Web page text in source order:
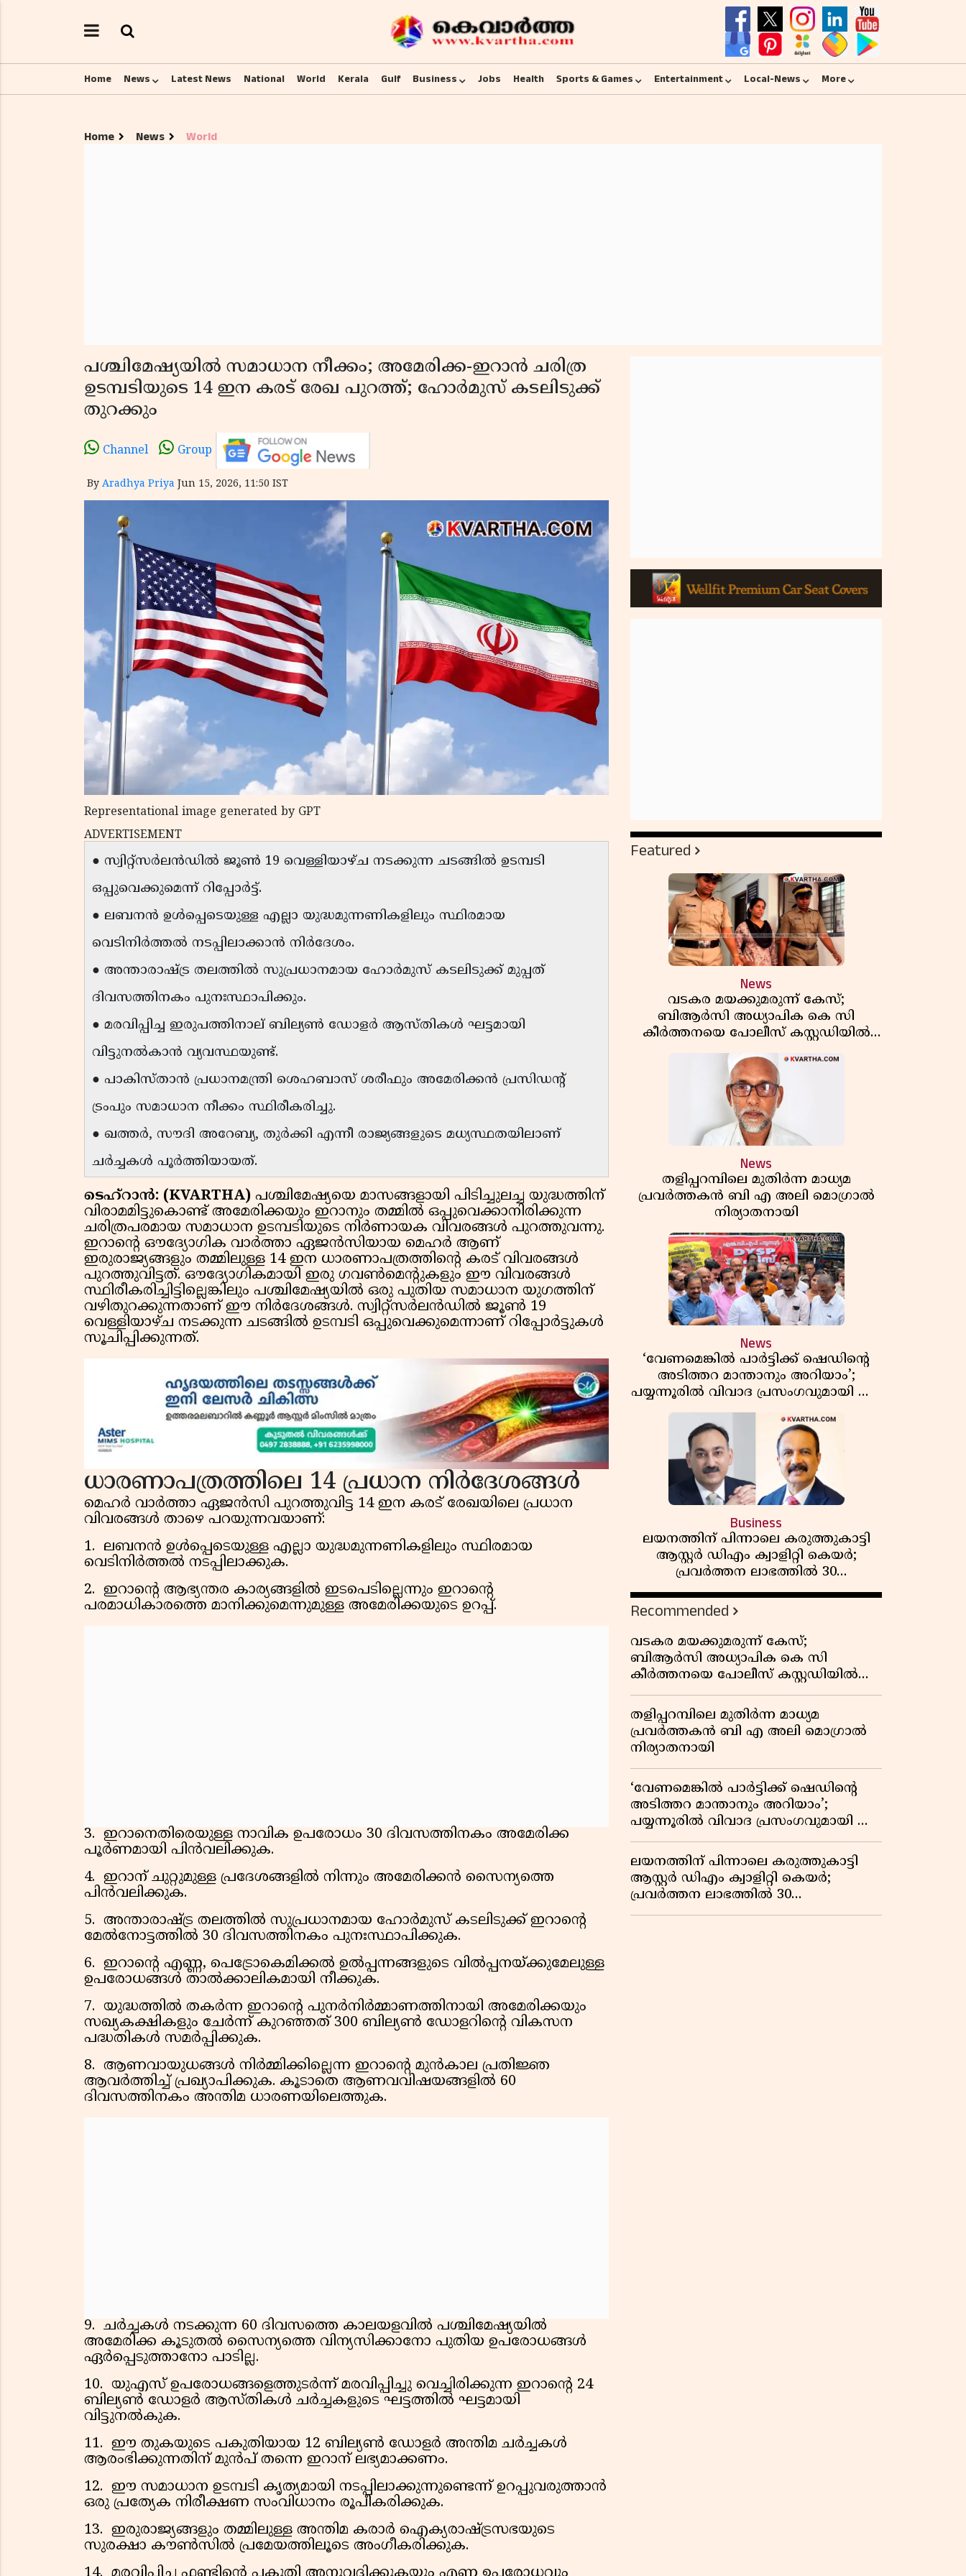
Home News Latest News National World Kerala Gulf Business Jobs Health Sports & Games Entertainment Local-News More
Home News World
പശ്ചിമേഷ്യയിൽ സമാധാന നീക്കം; അമേരിക്ക-ഇറാൻ ചരിത്ര
ഉടമ്പടിയുടെ 14 ഇന കരട് രേഖ പുറത്ത്; ഹോർമുസ് കടലിടുക്ക്
തുറക്കും
Channel Group
By Aradhya Priya Jun 15, 2026, 11:50 IST
Representational image generated by GPT
ADVERTISEMENT
● സ്വിറ്റ്‌സർലൻഡിൽ ജൂൺ 19 വെള്ളിയാഴ്ച നടക്കുന്ന ചടങ്ങിൽ ഉടമ്പടി
ഒപ്പുവെക്കുമെന്ന് റിപ്പോർട്ട്.
● ലബനൻ ഉൾപ്പെടെയുള്ള എല്ലാ യുദ്ധമുന്നണികളിലും സ്ഥിരമായ
വെടിനിർത്തൽ നടപ്പിലാക്കാൻ നിർദേശം.
● അന്താരാഷ്ട്ര തലത്തിൽ സുപ്രധാനമായ ഹോർമുസ് കടലിടുക്ക് മുപ്പത്
ദിവസത്തിനകം പുനഃസ്ഥാപിക്കും.
● മരവിപ്പിച്ച ഇരുപത്തിനാല് ബില്യൺ ഡോളർ ആസ്തികൾ ഘട്ടമായി
വിട്ടുനൽകാൻ വ്യവസ്ഥയുണ്ട്.
● പാകിസ്താൻ പ്രധാനമന്ത്രി ശെഹബാസ് ശരീഫും അമേരിക്കൻ പ്രസിഡൻ്റ്
ട്രംപും സമാധാന നീക്കം സ്ഥിരീകരിച്ചു.
● ഖത്തർ, സൗദി അറേബ്യ, തുർക്കി എന്നീ രാജ്യങ്ങളുടെ മധ്യസ്ഥതയിലാണ്
ചർച്ചകൾ പൂർത്തിയായത്.
ടെഹ്‌റാൻ: (KVARTHA) പശ്ചിമേഷ്യയെ മാസങ്ങളായി പിടിച്ചുലച്ച യുദ്ധത്തിന്
വിരാമമിട്ടുകൊണ്ട് അമേരിക്കയും ഇറാനും തമ്മിൽ ഒപ്പുവെക്കാനിരിക്കുന്ന
ചരിത്രപരമായ സമാധാന ഉടമ്പടിയുടെ നിർണായക വിവരങ്ങൾ പുറത്തുവന്നു.
ഇറാന്റെ ഔദ്യോഗിക വാർത്താ ഏജൻസിയായ മെഹർ ആണ്
ഇരുരാജ്യങ്ങളും തമ്മിലുള്ള 14 ഇന ധാരണാപത്രത്തിന്റെ കരട് വിവരങ്ങൾ
പുറത്തുവിട്ടത്. ഔദ്യോഗികമായി ഇരു ഗവൺമെന്റുകളും ഈ വിവരങ്ങൾ
സ്ഥിരീകരിച്ചിട്ടില്ലെങ്കിലും പശ്ചിമേഷ്യയിൽ ഒരു പുതിയ സമാധാന യുഗത്തിന്
വഴിതുറക്കുന്നതാണ് ഈ നിർദേശങ്ങൾ. സ്വിറ്റ്‌സർലൻഡിൽ ജൂൺ 19
വെള്ളിയാഴ്ച നടക്കുന്ന ചടങ്ങിൽ ഉടമ്പടി ഒപ്പുവെക്കുമെന്നാണ് റിപ്പോർട്ടുകൾ
സൂചിപ്പിക്കുന്നത്.
ധാരണാപത്രത്തിലെ 14 പ്രധാന നിർദേശങ്ങൾ
മെഹർ വാർത്താ ഏജൻസി പുറത്തുവിട്ട 14 ഇന കരട് രേഖയിലെ പ്രധാന
വിവരങ്ങൾ താഴെ പറയുന്നവയാണ്:
1. ലബനൻ ഉൾപ്പെടെയുള്ള എല്ലാ യുദ്ധമുന്നണികളിലും സ്ഥിരമായ
വെടിനിർത്തൽ നടപ്പിലാക്കുക.
2. ഇറാന്റെ ആഭ്യന്തര കാര്യങ്ങളിൽ ഇടപെടില്ലെന്നും ഇറാന്റെ
പരമാധികാരത്തെ മാനിക്കുമെന്നുമുള്ള അമേരിക്കയുടെ ഉറപ്പ്.
3. ഇറാനെതിരെയുള്ള നാവിക ഉപരോധം 30 ദിവസത്തിനകം അമേരിക്ക
പൂർണമായി പിൻവലിക്കുക.
4. ഇറാന് ചുറ്റുമുള്ള പ്രദേശങ്ങളിൽ നിന്നും അമേരിക്കൻ സൈന്യത്തെ
പിൻവലിക്കുക.
5. അന്താരാഷ്ട്ര തലത്തിൽ സുപ്രധാനമായ ഹോർമുസ് കടലിടുക്ക് ഇറാന്റെ
മേൽനോട്ടത്തിൽ 30 ദിവസത്തിനകം പുനഃസ്ഥാപിക്കുക.
6. ഇറാന്റെ എണ്ണ, പെട്രോകെമിക്കൽ ഉൽപ്പന്നങ്ങളുടെ വിൽപ്പനയ്ക്കുമേലുള്ള
ഉപരോധങ്ങൾ താൽക്കാലികമായി നീക്കുക.
7. യുദ്ധത്തിൽ തകർന്ന ഇറാന്റെ പുനർനിർമ്മാണത്തിനായി അമേരിക്കയും
സഖ്യകക്ഷികളും ചേർന്ന് കുറഞ്ഞത് 300 ബില്യൺ ഡോളറിന്റെ വികസന
പദ്ധതികൾ സമർപ്പിക്കുക.
8. ആണവായുധങ്ങൾ നിർമ്മിക്കില്ലെന്ന ഇറാന്റെ മുൻകാല പ്രതിജ്ഞ
ആവർത്തിച്ച് പ്രഖ്യാപിക്കുക. കൂടാതെ ആണവവിഷയങ്ങളിൽ 60
ദിവസത്തിനകം അന്തിമ ധാരണയിലെത്തുക.
9. ചർച്ചകൾ നടക്കുന്ന 60 ദിവസത്തെ കാലയളവിൽ പശ്ചിമേഷ്യയിൽ
അമേരിക്ക കൂടുതൽ സൈന്യത്തെ വിന്യസിക്കാനോ പുതിയ ഉപരോധങ്ങൾ
ഏർപ്പെടുത്താനോ പാടില്ല.
10. യുഎസ് ഉപരോധങ്ങളെത്തുടർന്ന് മരവിപ്പിച്ചു വെച്ചിരിക്കുന്ന ഇറാന്റെ 24
ബില്യൺ ഡോളർ ആസ്തികൾ ചർച്ചകളുടെ ഘട്ടത്തിൽ ഘട്ടമായി
വിട്ടുനൽകുക.
11. ഈ തുകയുടെ പകുതിയായ 12 ബില്യൺ ഡോളർ അന്തിമ ചർച്ചകൾ
ആരംഭിക്കുന്നതിന് മുൻപ് തന്നെ ഇറാന് ലഭ്യമാക്കണം.
12. ഈ സമാധാന ഉടമ്പടി കൃത്യമായി നടപ്പിലാക്കുന്നുണ്ടെന്ന് ഉറപ്പുവരുത്താൻ
ഒരു പ്രത്യേക നിരീക്ഷണ സംവിധാനം രൂപീകരിക്കുക.
13. ഇരുരാജ്യങ്ങളും തമ്മിലുള്ള അന്തിമ കരാർ ഐക്യരാഷ്ട്രസഭയുടെ
സുരക്ഷാ കൗൺസിൽ പ്രമേയത്തിലൂടെ അംഗീകരിക്കുക.
Featured
News
വടകര മയക്കുമരുന്ന് കേസ്;
ബിആർസി അധ്യാപിക കെ സി
കീർത്തനയെ പോലീസ് കസ്റ്റഡിയിൽ
News
തളിപ്പറമ്പിലെ മുതിർന്ന മാധ്യമ
പ്രവർത്തകൻ ബി എ അലി മൊഗ്രാൽ
നിര്യാതനായി
News
‘വേണമെങ്കിൽ പാർട്ടിക്ക് ഷെഡിൻ്റെ
അടിത്തറ മാന്താനും അറിയാം’;
പയ്യന്നൂരിൽ വിവാദ പ്രസംഗവുമായി കെ
കെ രാഗേഷ്
Business
ലയനത്തിന് പിന്നാലെ കരുത്തുകാട്ടി
ആസ്റ്റർ ഡിഎം ക്വാളിറ്റി കെയർ;
പ്രവർത്തന ലാഭത്തിൽ 30
ശതമാനത്തിൻ്റെ വളർച്ച,
വരുമാനത്തിലും ലാഭത്തിലും വൻ
കുതിപ്പ് രേഖപ്പെടുത്തി ആദ്യ പാദ
റിപ്പോർട്ട് പുറത്ത്
Recommended
വടകര മയക്കുമരുന്ന് കേസ്;
ബിആർസി അധ്യാപിക കെ സി
കീർത്തനയെ പോലീസ് കസ്റ്റഡിയിൽ
വിട്ടു
തളിപ്പറമ്പിലെ മുതിർന്ന മാധ്യമ
പ്രവർത്തകൻ ബി എ അലി മൊഗ്രാൽ
നിര്യാതനായി
‘വേണമെങ്കിൽ പാർട്ടിക്ക് ഷെഡിൻ്റെ
അടിത്തറ മാന്താനും അറിയാം’;
പയ്യന്നൂരിൽ വിവാദ പ്രസംഗവുമായി കെ
കെ രാഗേഷ്
ലയനത്തിന് പിന്നാലെ കരുത്തുകാട്ടി
ആസ്റ്റർ ഡിഎം ക്വാളിറ്റി കെയർ;
പ്രവർത്തന ലാഭത്തിൽ 30
ശതമാനത്തിൻ്റെ വളർച്ച,